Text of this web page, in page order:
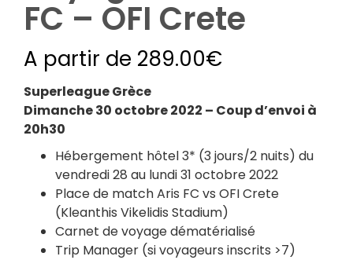
FC – OFI Crete
A partir de 289.00€
Superleague Grèce
Dimanche 30 octobre 2022 – Coup d’envoi à
20h30
Hébergement hôtel 3* (3 jours/2 nuits) du
vendredi 28 au lundi 31 octobre 2022
Place de match Aris FC vs OFI Crete
(Kleanthis Vikelidis Stadium)
Carnet de voyage dématérialisé
Trip Manager (si voyageurs inscrits >7)